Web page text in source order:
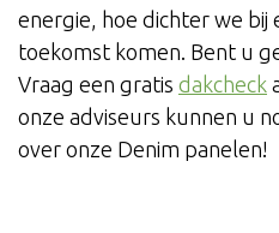
energie, hoe dichter we bij
toekomst komen. Bent u
Vraag een gratis dakcheck
onze adviseurs kunnen u
over onze Denim panelen!